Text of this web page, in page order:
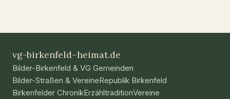
vg-birkenfeld–heimat.de
Bilder-Birkenfeld & VG Gemeinden
Bilder-Straßen & VereineRepublik Birkenfeld
Birkenfelder ChronikErzähltraditionVereine